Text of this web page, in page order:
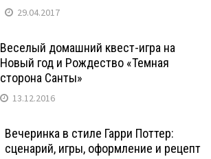
29.04.2017
Веселый домашний квест-игра на
Новый год и Рождество «Темная
сторона Санты»
13.12.2016
Вечеринка в стиле Гарри Поттер:
сценарий, игры, оформление и рецепт